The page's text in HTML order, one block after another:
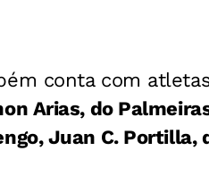
conta com
Arias, do
Juan C.